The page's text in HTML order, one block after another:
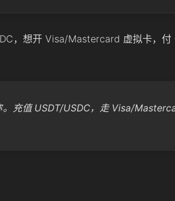
，想开 Visa/Mastercard 虚拟卡，
充值 USDT/USDC，走 Visa/